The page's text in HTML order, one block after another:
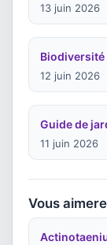
13 juin 2026
Biodiversité
12 juin 2026
Guide de
11 juin 2026
Vous